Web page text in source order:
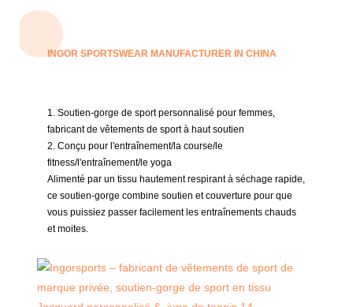
INGOR SPORTSWEAR MANUFACTURER IN CHINA
1. Soutien-gorge de sport personnalisé pour femmes,
fabricant de vêtements de sport à haut soutien
2. Conçu pour l'entraînement/la course/le
fitness/l'entraînement/le yoga
Alimenté par un tissu hautement respirant à séchage rapide,
ce soutien-gorge combine soutien et couverture pour que
vous puissiez passer facilement les entraînements chauds
et moites.